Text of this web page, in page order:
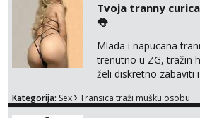
poljupce po tijelu koji
pale,obozavam kad
kontrolu . javi se :)
me tamo, cekam te!
Tvoja tranny curica
👅
Mlada i napucana
trenutno u ZG, tražin
želi diskretno zabaviti
Jako držin do sebe,
Kategorija: Sex Transica traži mušku osobu